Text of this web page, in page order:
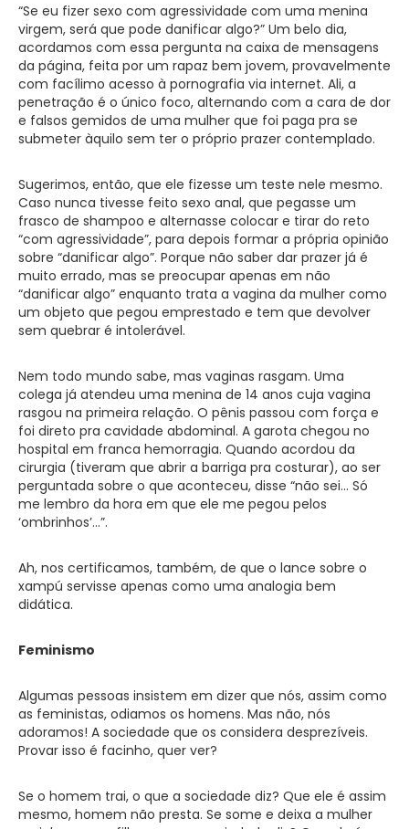
“Se eu fizer sexo com agressividade com uma menina
virgem, será que pode danificar algo?” Um belo dia,
acordamos com essa pergunta na caixa de mensagens
da página, feita por um rapaz bem jovem, provavelmente
com facílimo acesso à pornografia via internet. Ali, a
penetração é o único foco, alternando com a cara de dor
e falsos gemidos de uma mulher que foi paga pra se
submeter àquilo sem ter o próprio prazer contemplado.
Sugerimos, então, que ele fizesse um teste nele mesmo.
Caso nunca tivesse feito sexo anal, que pegasse um
frasco de shampoo e alternasse colocar e tirar do reto
“com agressividade”, para depois formar a própria opinião
sobre “danificar algo”. Porque não saber dar prazer já é
muito errado, mas se preocupar apenas em não
“danificar algo” enquanto trata a vagina da mulher como
um objeto que pegou emprestado e tem que devolver
sem quebrar é intolerável.
Nem todo mundo sabe, mas vaginas rasgam. Uma
colega já atendeu uma menina de 14 anos cuja vagina
rasgou na primeira relação. O pênis passou com força e
foi direto pra cavidade abdominal. A garota chegou no
hospital em franca hemorragia. Quando acordou da
cirurgia (tiveram que abrir a barriga pra costurar), ao ser
perguntada sobre o que aconteceu, disse “não sei… Só
me lembro da hora em que ele me pegou pelos
‘ombrinhos’…”.
Ah, nos certificamos, também, de que o lance sobre o
xampú servisse apenas como uma analogia bem
didática.
Feminismo
Algumas pessoas insistem em dizer que nós, assim como
as feministas, odiamos os homens. Mas não, nós
adoramos! A sociedade que os considera desprezíveis.
Provar isso é facinho, quer ver?
Se o homem trai, o que a sociedade diz? Que ele é assim
mesmo, homem não presta. Se some e deixa a mulher